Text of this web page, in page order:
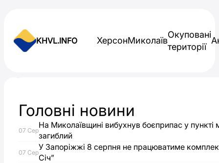
KHVL.INFO ХерсонМиколаїв
Окуповані
території
Через
удари
Головні новини
07 Сер
На Миколаївщині вибухнув боєприпас у пункті
загиблий
07 Сер
У Запоріжжі 8 серпня не працюватиме
Січ”